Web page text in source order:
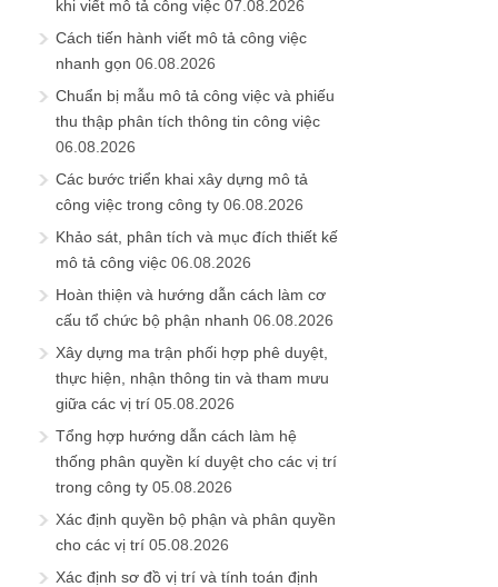
khi viết mô tả công việc 07.08.2026
Cách tiến hành viết mô tả công việc
nhanh gọn 06.08.2026
Chuẩn bị mẫu mô tả công việc và phiếu
thu thập phân tích thông tin công việc
06.08.2026
Các bước triển khai xây dựng mô tả
công việc trong công ty 06.08.2026
Khảo sát, phân tích và mục đích thiết kế
mô tả công việc 06.08.2026
Hoàn thiện và hướng dẫn cách làm cơ
cấu tổ chức bộ phận nhanh 06.08.2026
Xây dựng ma trận phối hợp phê duyệt,
thực hiện, nhận thông tin và tham mưu
giữa các vị trí 05.08.2026
Tổng hợp hướng dẫn cách làm hệ
thống phân quyền kí duyệt cho các vị trí
trong công ty 05.08.2026
Xác định quyền bộ phận và phân quyền
cho các vị trí 05.08.2026
Xác định sơ đồ vị trí và tính toán định